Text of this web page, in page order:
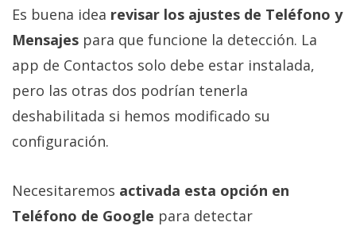
Es buena idea revisar los ajustes de Teléfono y
Mensajes para que funcione la detección. La
app de Contactos solo debe estar instalada,
pero las otras dos podrían tenerla
deshabilitada si hemos modificado su
configuración.
Necesitaremos activada esta opción en
Teléfono de Google para detectar